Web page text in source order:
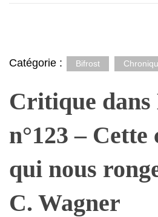
Catégorie : Bifrost
Critique
n°123 –
qui nous
C. Wagner